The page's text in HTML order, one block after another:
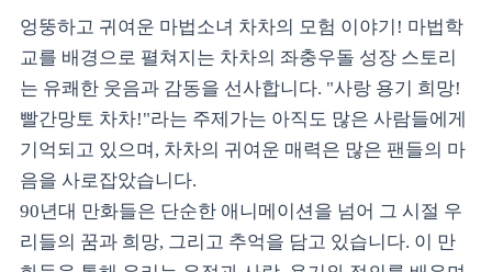
엉뚱하고 귀여운 마법소녀 차차의 모험 이야기! 마법학
교를 배경으로 펼쳐지는 차차의 좌충우돌 성장 스토리
는 유쾌한 웃음과 감동을 선사합니다. "사랑 용기 희망!
빨간망토 차차!"라는 주제가는 아직도 많은 사람들에게
기억되고 있으며, 차차의 귀여운 매력은 많은 팬들의 마
음을 사로잡았습니다.
90년대 만화들은 단순한 애니메이션을 넘어 그 시절 우
리들의 꿈과 희망, 그리고 추억을 담고 있습니다. 이 만